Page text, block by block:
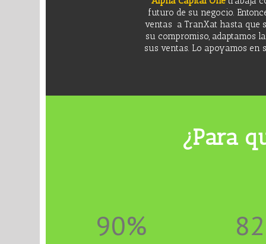
futuro de su negocio.
ventas a TranXat hasta que
su compromiso, adaptamos
sus ventas. Lo apoyamos en
¿Para
90%